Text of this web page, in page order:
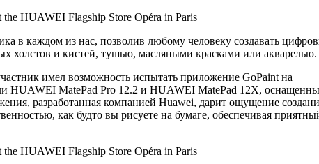
в каждом из нас, позволив любому человеку создавать
холстов и кистей, тушью, масляными красками или акварелью.
имел возможность испытать приложение GoPaint на
HUAWEI MatePad Pro 12.2 и HUAWEI MatePad 12X,
разработанная компанией Huawei, дарит ощущение
как будто вы рисуете на бумаге, обеспечивая